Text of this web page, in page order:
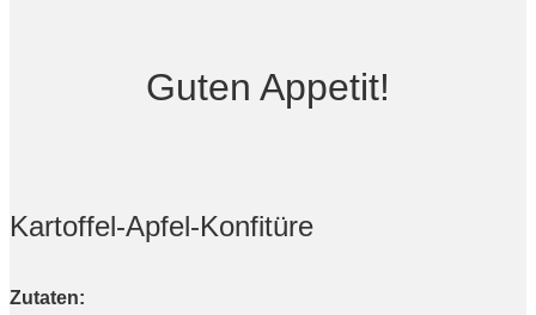
Guten Appetit!
Kartoffel-Apfel-Konfitüre
Zutaten: